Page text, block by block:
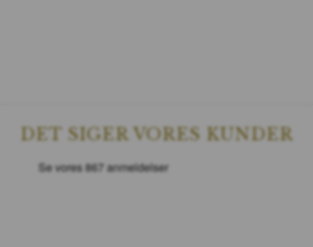
DET SIGER VORES KUNDER